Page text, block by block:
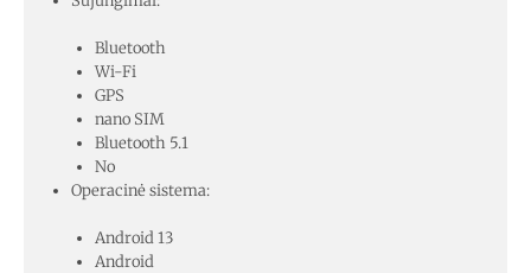
Bluetooth
Wi-Fi
GPS
nano SIM
Bluetooth 5.1
No
Operacinė sistema:
Android 13
Android